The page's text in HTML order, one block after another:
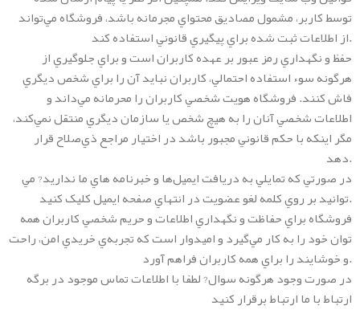
توسط کاربر، مشمول مصاديق محتواي مجرمانه باشد، فروشگاه مي‌تواند
از اطلاعات ثبت شده براي پيگيري قانوني استفاده کند.
حفظ و نگهداري رمز عبور بر عهده کاربران است و براي جلوگيري از
هرگونه سوء استفاده احتمالي، کاربران نبايد آن را براي شخص ديگري
فاش کنند. فروشگاه هويت شخصي کاربران را محرمانه مي‌داند و
اطلاعات شخصي آنان را به هيچ شخص يا سازمان ديگري منتقل نمي‌کند،
مگر اينکه با حکم قانوني مجبور باشد در اختيار مراجع ذي‌صلاح قرار
دهد.
در صورتي که تمايلي به دريافت ايميل‌ها و خبرنامه هاي ما نداريد? مي
توانيد بر روي کلمه لغو عضويت در انتهاي صفحه ايميل کليک کنيد.
فروشگاه براي حفاظت و نگهداري اطلاعات و حريم شخصي کاربران همه
توان خود را به کار مي‌گيرد و اميدوار است که تجربه‌ي خريدي امن، راحت
و خوشايند را براي همه کاربران فراهم آورد.
در صورت وجود هرگونه سوال? لطفا با اطلاعات تماس موجود در برگه
ارتباط با ما ارتباط برقرار کنيد